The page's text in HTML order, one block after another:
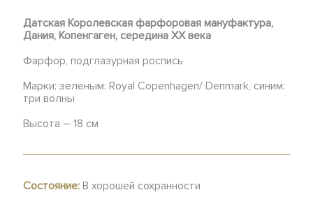
Датская Королевская фарфоровая мануфактура,
Дания, Копенгаген, середина ХХ века
Фарфор, подглазурная роспись
Марки: зеленым: Royal Copenhagen/ Denmark, синим:
три волны
Высота – 18 см
Состояние: В хорошей сохранности